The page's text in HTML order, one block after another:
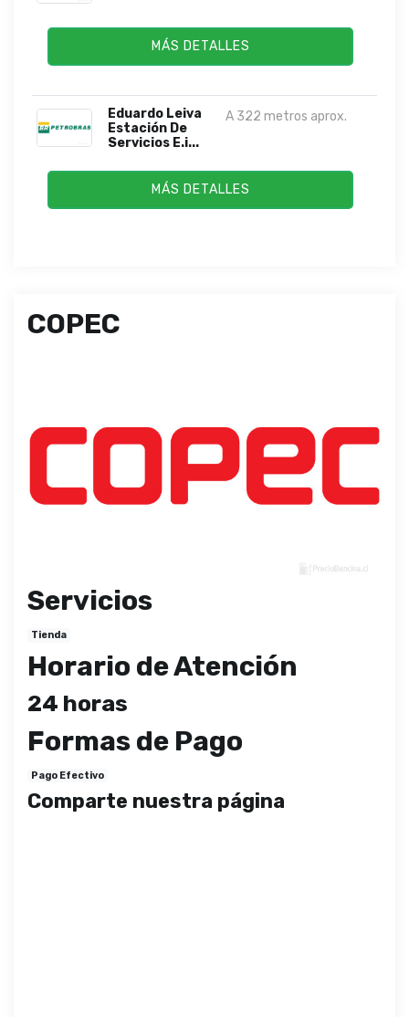
MÁS DETALLES
Eduardo Leiva
Estación De
Servicios E.i...
A 322 metros aprox.
MÁS DETALLES
COPEC
Servicios
Tienda
Horario de Atención
24 horas
Formas de Pago
Pago Efectivo
Comparte nuestra página